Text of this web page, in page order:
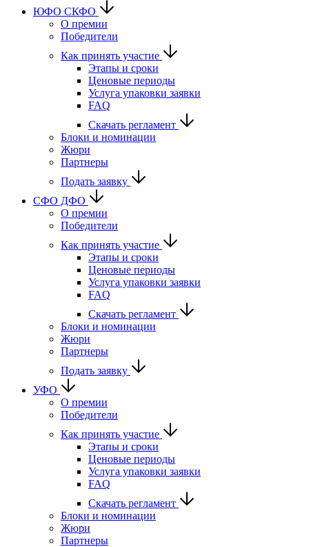
ЮФО СКФО
О премии
Победители
Как принять участие
Этапы и сроки
Ценовые периоды
Услуга упаковки заявки
FAQ
Скачать регламент
Блоки и номинации
Жюри
Партнеры
Подать заявку
CФО ДФО
О премии
Победители
Как принять участие
Этапы и сроки
Ценовые периоды
Услуга упаковки заявки
FAQ
Скачать регламент
Блоки и номинации
Жюри
Партнеры
Подать заявку
УФО
О премии
Победители
Как принять участие
Этапы и сроки
Ценовые периоды
Услуга упаковки заявки
FAQ
Скачать регламент
Блоки и номинации
Жюри
Партнеры